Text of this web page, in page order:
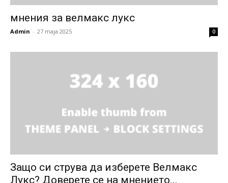
мнения за велмакс лукс
Admin - 27 maja 2025 0
Защо си струва да изберете Велмакс
Лукс? Доверете се на мнението...